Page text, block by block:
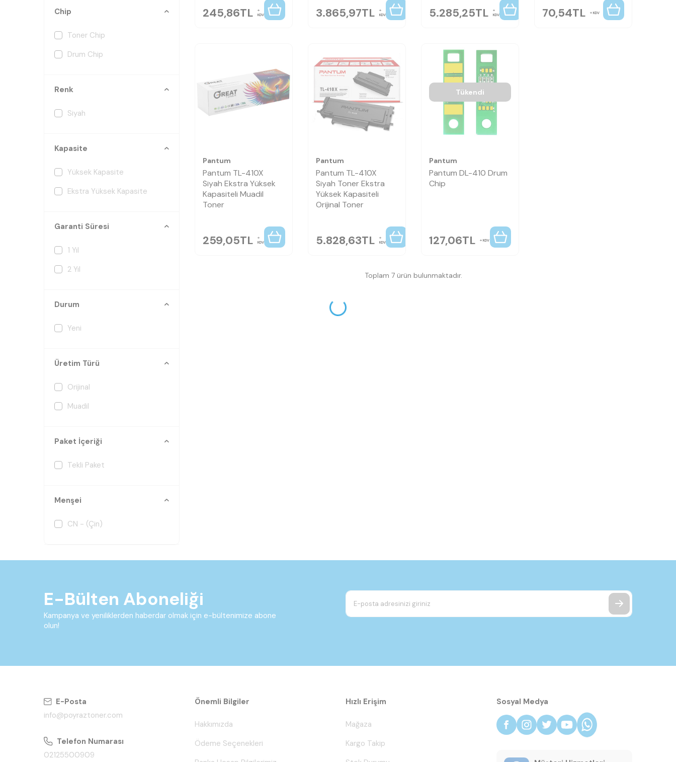
Chip
Toner Chip
Drum Chip
Renk
Siyah
Kapasite
Yüksek Kapasite
Ekstra Yüksek Kapasite
Garanti Süresi
1 Yıl
2 Yıl
Durum
Yeni
Üretim Türü
Orijinal
Muadil
Paket İçeriği
Tekli Paket
Menşei
CN - (Çin)
245,86TL KDV 3.865,97TL KDV 5.285,25TL KDV 70,54TL KDV
Pantum
Pantum TL-410X
Siyah Ekstra Yüksek
Kapasiteli Muadil
Toner
259,05TL KDV
Pantum
Pantum TL-410X
Siyah Toner Ekstra
Yüksek Kapasiteli
Orijinal Toner
5.828,63TL KDV
Tükendi
Pantum
Pantum DL-410 Drum
Chip
127,06TL KDV
Toplam 7 ürün bulunmaktadır.
E-Bülten Aboneliği
Kampanya ve yeniliklerden haberdar olmak için e-bültenimize abone
olun!
E-Posta
info@poyraztoner.com
Telefon Numarası
02125500909
Önemli Bilgiler
Hakkımızda
Ödeme Seçenekleri
Hızlı Erişim
Mağaza
Kargo Takip
Sosyal Medya